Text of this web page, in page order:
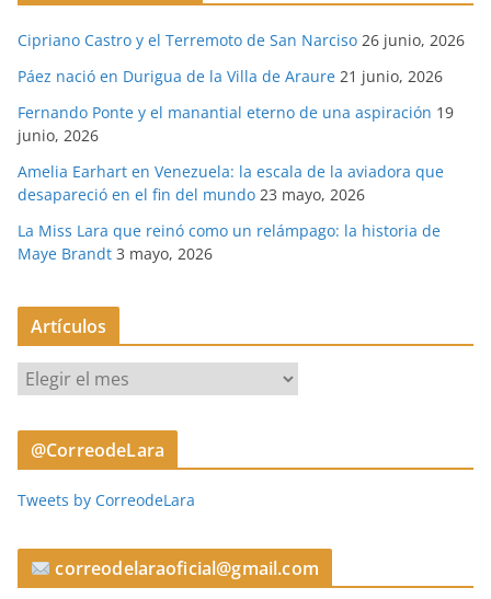
Cipriano Castro y el Terremoto de San Narciso 26 junio, 2026
Páez nació en Durigua de la Villa de Araure 21 junio, 2026
Fernando Ponte y el manantial eterno de una aspiración 19
junio, 2026
Amelia Earhart en Venezuela: la escala de la aviadora que
desapareció en el fin del mundo 23 mayo, 2026
La Miss Lara que reinó como un relámpago: la historia de
Maye Brandt 3 mayo, 2026
Artículos
r
t
u
s
@CorreodeLara
Tweets by CorreodeLara
correodelaraoficial@gmail.com